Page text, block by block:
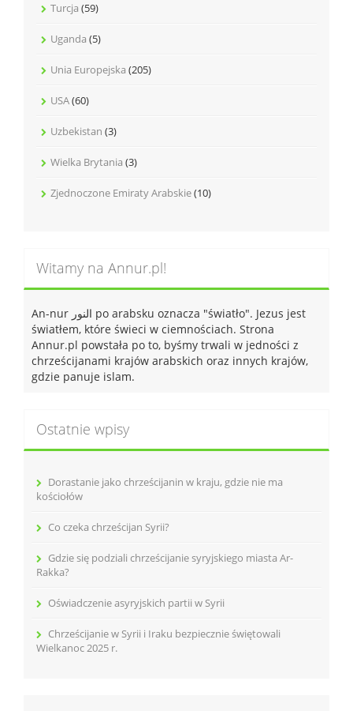
Turcja (59)
Uganda (5)
Unia Europejska (205)
USA(60)
Uzbekistan (3)
Wielka Brytania (3)
Zjednoczone Emiraty Arabskie(10)
Witamy na Annur.pl!
An-nur النور po arabsku oznacza "światło". Jezus jest
światłem, które świeci w ciemnościach. Strona
Annur.pl powstała po to, byśmy trwali w jedności z
chrześcijanami krajów arabskich oraz innych krajów,
gdzie panuje islam.
Ostatnie wpisy
Dorastanie jako chrześcijanin w kraju, gdzie nie ma
kościołów
Co czeka chrześcijan Syrii?
Gdzie się podziali chrześcijanie syryjskiego miasta Ar-
Rakka?
Oświadczenie asyryjskich partii w Syrii
Chrześcijanie w Syrii i Iraku bezpiecznie świętowali
Wielkanoc 2025 r.